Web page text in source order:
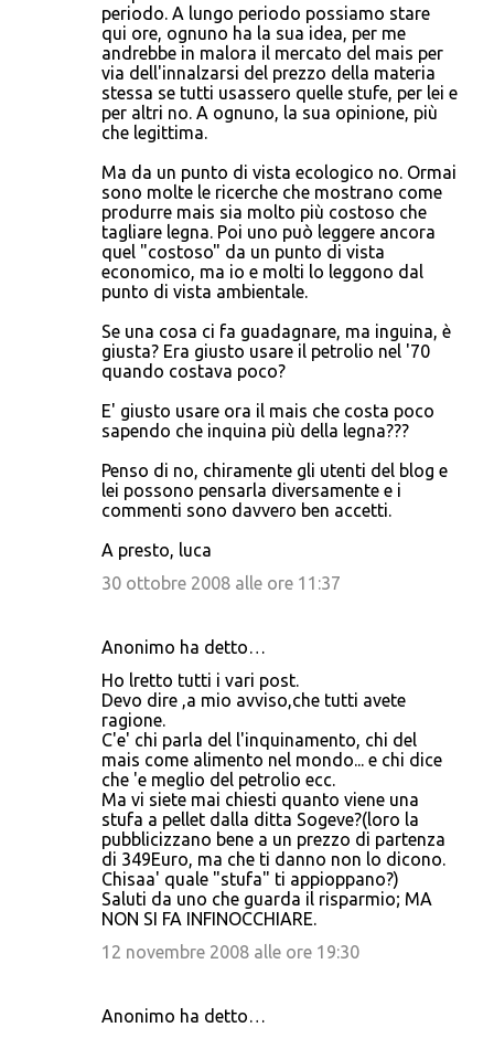
periodo. A lungo periodo possiamo stare
qui ore, ognuno ha la sua idea, per me
andrebbe in malora il mercato del mais per
via dell'innalzarsi del prezzo della materia
stessa se tutti usassero quelle stufe, per lei e
per altri no. A ognuno, la sua opinione, più
che legittima.
Ma da un punto di vista ecologico no. Ormai
sono molte le ricerche che mostrano come
produrre mais sia molto più costoso che
tagliare legna. Poi uno può leggere ancora
quel "costoso" da un punto di vista
economico, ma io e molti lo leggono dal
punto di vista ambientale.
Se una cosa ci fa guadagnare, ma inguina, è
giusta? Era giusto usare il petrolio nel '70
quando costava poco?
E' giusto usare ora il mais che costa poco
sapendo che inquina più della legna???
Penso di no, chiramente gli utenti del blog e
lei possono pensarla diversamente e i
commenti sono davvero ben accetti.
A presto, luca
30 ottobre 2008 alle ore 11:37
Anonimo ha detto…
Ho lretto tutti i vari post.
Devo dire ,a mio avviso,che tutti avete
ragione.
C'e' chi parla del l'inquinamento, chi del
mais come alimento nel mondo... e chi dice
che 'e meglio del petrolio ecc.
Ma vi siete mai chiesti quanto viene una
stufa a pellet dalla ditta Sogeve?(loro la
pubblicizzano bene a un prezzo di partenza
di 349Euro, ma che ti danno non lo dicono.
Chisaa' quale "stufa" ti appioppano?)
Saluti da uno che guarda il risparmio; MA
NON SI FA INFINOCCHIARE.
12 novembre 2008 alle ore 19:30
Anonimo ha detto…